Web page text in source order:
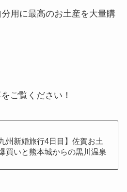
用に最高のお土産を大量購
ご覧ください！
九州新婚旅行4日目】佐賀お土
買いと熊本城からの黒川温泉